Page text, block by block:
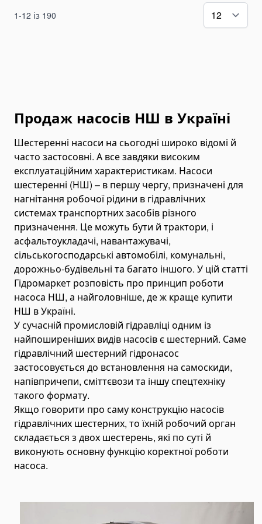
Дискові косарки
Роторні косарки
Фасадні платформи
Ротатори
Викорчовувачі пнів
Спецтехніка
Сміттєвози
Екскаватори
Колісні екскаватори
Гусеничні екскаватори
Екскаватори-навантажувачі
Міні-екскаватори
Екскаватори-амфібії
Кар'єрні екскаватори
Автогрейдери
Бульдозери
Гусеничні бульдозери
Колісні бульдозери
Прибиральна техніхніка
Прибиральники комунальні
Снігоплавильні машини
Підмітально - прибиральні машини
1-12 із 190
Продаж насосів НШ в Україні
Шестеренні насоси на сьогодні широко відомі й
часто застосовні. А все завдяки високим
експлуатаційним характеристикам. Насоси
шестеренні (НШ) – в першу чергу, призначені для
нагнітання робочої рідини в гідравлічних
системах транспортних засобів різного
призначення. Це можуть бути й трактори, і
асфальтоукладачі, навантажувачі,
сільськогосподарські автомобілі, комунальні,
дорожньо-будівельні та багато іншого. У цій статті
Гідромаркет розповість про принцип роботи
насоса НШ, а найголовніше, де ж краще купити
НШ в Україні.
У сучасній промисловій гідравліці одним із
найпоширеніших видів насосів є шестерний. Саме
гідравлічний шестерний гідронасос
застосовується до встановлення на самоскиди,
напівпричепи, сміттєвози та іншу спецтехніку
такого формату.
Якщо говорити про саму конструкцію насосів
гідравлічних шестерних, то їхній робочий орган
складається з двох шестерень, які по суті й
виконують основну функцію коректної роботи
насоса.